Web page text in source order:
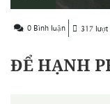
0 Bình luận 317 lượt
ĐỂ HẠNH